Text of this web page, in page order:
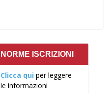
NORME ISCRIZIONI
Clicca qui per leggere
le informazioni